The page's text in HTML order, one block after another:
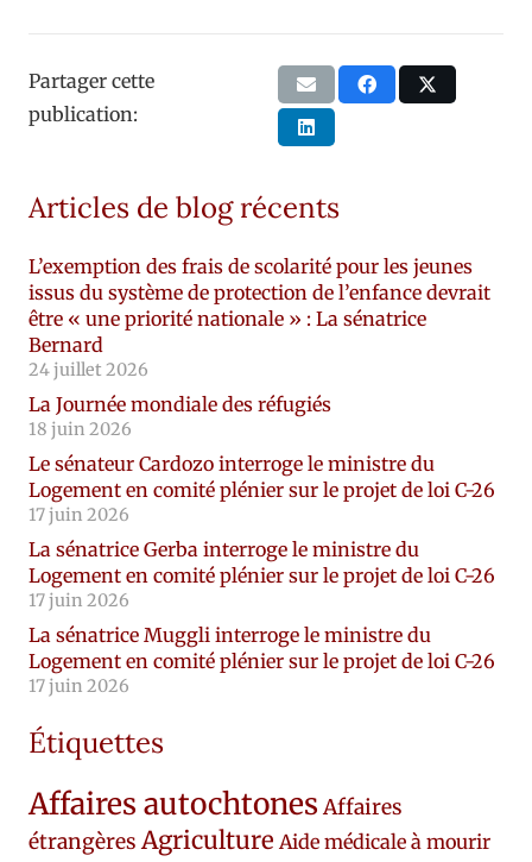
Partager cette
publication:
Articles de blog récents
L’exemption des frais de scolarité pour les jeunes
issus du système de protection de l’enfance devrait
être « une priorité nationale » : La sénatrice
Bernard
24 juillet 2026
La Journée mondiale des réfugiés
18 juin 2026
Le sénateur Cardozo interroge le ministre du
Logement en comité plénier sur le projet de loi C-26
17 juin 2026
La sénatrice Gerba interroge le ministre du
Logement en comité plénier sur le projet de loi C-26
17 juin 2026
La sénatrice Muggli interroge le ministre du
Logement en comité plénier sur le projet de loi C-26
17 juin 2026
Étiquettes
Affaires autochtones Affaires
étrangères Agriculture Aide médicale à mourir